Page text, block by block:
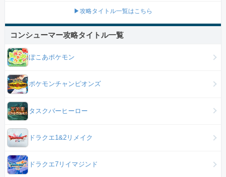
▶攻略タイトル一覧はこちら
コンシューマー攻略タイトル一覧
ぽこあポケモン
ポケモンチャンピオンズ
タスクバーヒーロー
ドラクエ1&2リメイク
ドラクエ7リイマジンド